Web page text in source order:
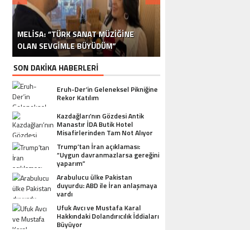
MELISA: “TÜRK SANAT MÜZIĞINE
OLAN SEVGIMLE BÜYÜDÜM”
İSPANYA SAĞLIK TURIZMINDE 2026
HEDEFLERINI BÜYÜTÜYOR
DR. ALI YÜKSELOĞLU, TÜRKIYE’NIN
2026 SAĞLIK TURIZMI VIZYONUNU
AÇIKLADI
“YAPIMCI MUSTAFA USLU HAKKINDA
SUÇ DUYURUSU”
USTA YÖNETMEN MURAT UYGUR’DAN
ULUSLARARASI AKSIYON FILMI
ÜNLÜ YAPIMCI MUSTAFA USLU VE EŞI
HAKKINDA UYUŞTURUCU ŞIKÂYETI
İSTANBUL’DAN BINGÖL’E 3 MILYON
TL’LIK GÖNÜL KÖPRÜSÜ
TURIZM SEKTÖRÜNÜN DENEYIMLI
İSMI: FATIH ERSÜ
MUSTAFA USLU HAKKINDAKI
SORUŞTURMADA SESSIZLIK TEPKI
ÇEKIYOR
OYUNCU SINAN ÇALIŞKANOĞLU
KARAKOLLUK OLDU
SON DAKİKA HABERLERİ
Eruh-Der’in Geleneksel Pikniğine
Rekor Katılım
Kazdağları’nın Gözdesi Antik
Manastır İDA Butik Hotel
Misafirlerinden Tam Not Alıyor
Trump’tan İran açıklaması:
“Uygun davranmazlarsa gereğini
yaparım”
Arabulucu ülke Pakistan
duyurdu: ABD ile İran anlaşmaya
vardı
Ufuk Avcı ve Mustafa Karal
Hakkındaki Dolandırıcılık İddiaları
Büyüyor